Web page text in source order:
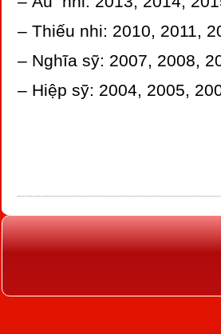
– Thiếu nhi: 2010, 2011,
– Nghĩa sỹ: 2007, 2008,
– Hiệp sỹ: 2004, 2005,